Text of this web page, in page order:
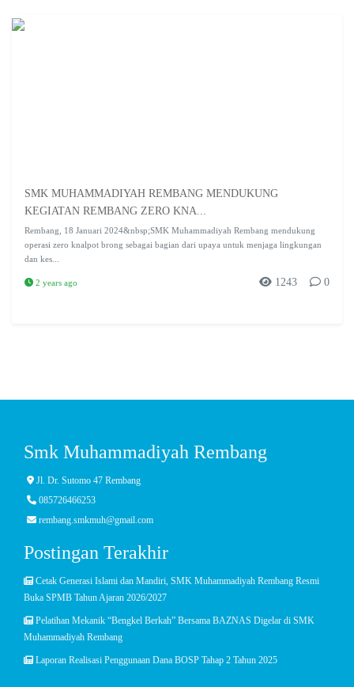
SMK MUHAMMADIYAH REMBANG MENDUKUNG
KEGIATAN REMBANG ZERO KNA...
Rembang, 18 Januari 2024&nbsp;SMK Muhammadiyah Rembang mendukung
operasi zero knalpot brong sebagai bagian dari upaya untuk menjaga lingkungan
dan kes...
2 years ago 0
1243
Smk Muhammadiyah Rembang
Jl. Dr. Sutomo 47 Rembang
085726466253
rembang.smkmuh@gmail.com
Postingan Terakhir
Cetak Generasi Islami dan Mandiri, SMK Muhammadiyah Rembang Resmi
Buka SPMB Tahun Ajaran 2026/2027
Pelatihan Mekanik “Bengkel Berkah” Bersama BAZNAS Digelar di SMK
Muhammadiyah Rembang
Laporan Realisasi Penggunaan Dana BOSP Tahap 2 Tahun 2025